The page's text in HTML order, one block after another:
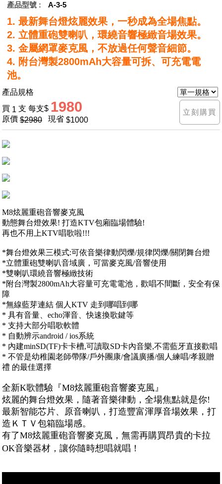
產品型號 A-3-5
1. 最新舞台燈炫麗效果，一秒成為全場焦點。
2. 立體重砲雙喇叭，環繞音響極緻音場效果。
3. 金屬網罩麥克風，不放過任何聲音細節。
4. 附台灣製2800mAh大容量可拆、可充電電
池。
產品規格
買 1 支 每支 1980
原價 2980 現省 1000
M8炫麗重砲音響麥克風
動態舞台燈效果! 打造KTV包廂臨場體驗!
再也不用上KTV唱歌啦!!!
*舞台燈效果三模式:可依音樂律動閃爍/規律閃爍/關閉舞台燈
*立體重砲雙喇叭音域廣，可當麥克風/音響使用
*雙喇叭環繞音響極緻技術
*附台灣製2800mAh大容量可充電電池，歡唱不間斷，安全有保
障
*無線藍芽連結 個人KTV 走到哪唱到哪
* 具有音量、echo渾音、快速換歌鍵等
* 支持大部分唱歌軟體
* 自動辨示android / ios系統
* 內建minSD(TF)卡卡槽,可讀取SD卡內音樂,不需藍牙直接歡唱
* 不管是幼稚園老師帶隊/戶外團康/會議廣播/個人練唱/孝親贈
禮 的最佳選擇
全新K歌體驗『M8炫麗重砲音響麥克風』
炫麗的舞台燈效果，隨著音樂律動，全場焦點就是你!
最新智能芯片、原音喇叭，打造豐富渾厚音場效果，打
造ＫＴＶ包箱臨場感。
有了M8炫麗重砲音響麥克風，無需再購買昂貴的卡拉
OK音樂器材，讓你隨時想唱就唱！